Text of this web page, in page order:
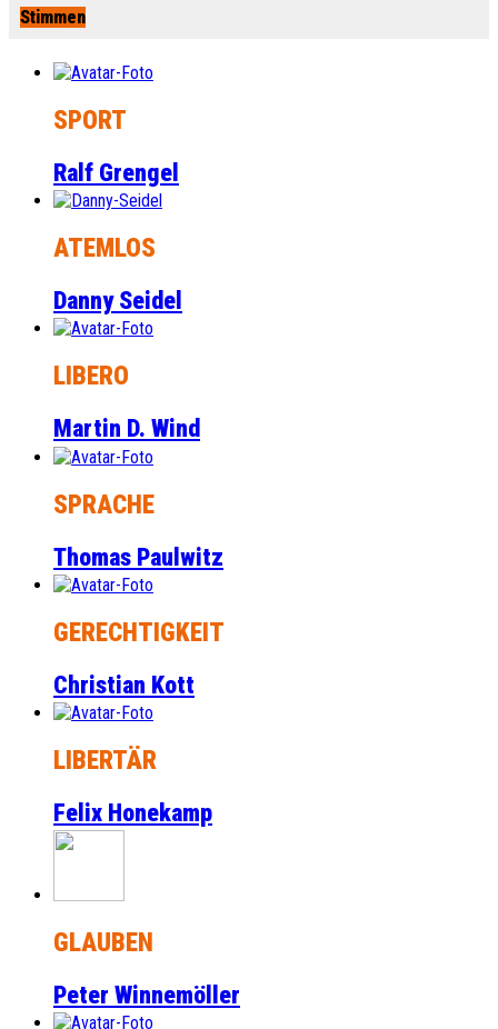
Stimmen
SPORT
Ralf Grengel
ATEMLOS
Danny Seidel
LIBERO
Martin D. Wind
SPRACHE
Thomas Paulwitz
GERECHTIGKEIT
Christian Kott
LIBERTÄR
Felix Honekamp
GLAUBEN
Peter Winnemöller